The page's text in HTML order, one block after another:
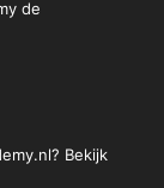
de
Bekijk